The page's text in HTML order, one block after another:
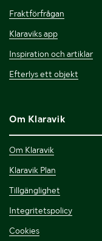
Fraktförfrågan
Klaraviks app
Inspiration och artiklar
Efterlys ett objekt
Om Klaravik
Om Klaravik
Klaravik Plan
Tillgänglighet
Integritetspolicy
Cookies